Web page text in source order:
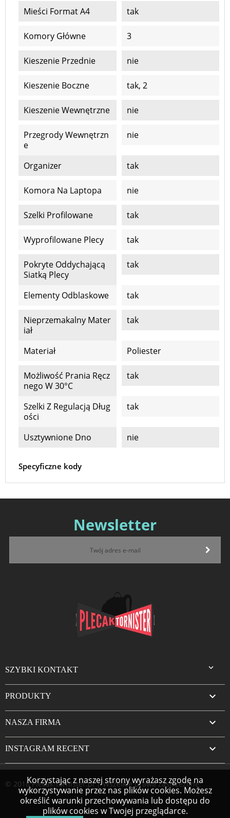
Mieści Format A4 tak
Komory Główne 3
Kieszenie Przednie nie
Kieszenie Boczne tak, 2
Kieszenie Wewnętrzne nie
Przegrody Wewnętrzn
E
nie
Organizer tak
Komora Na Laptopa nie
Szelki Profilowane tak
Wyprofilowane Plecy tak
Pokryte Oddychającą
Siatką Plecy
tak
Elementy Odblaskowe tak
Nieprzemakalny Mater
Iał
tak
Materiał Poliester
Możliwość Prania Ręcz
Nego W 30°C
tak
Szelki Z Regulacją Dług
Ości
tak
Usztywnione Dno nie
Specyficzne kody
Newsletter
SZYBKI KONTAKT 
PRODUKTY 
NASZA FIRMA 
INSTAGRAM RECENT 
© 2018 Plecak-tornister.pl | Wszelkie prawa zastrzeżone.
Korzystając z naszej strony wyrażasz zgodę na
wykorzystywanie przez nas plików cookies. Możesz
określić warunki przechowywania lub dostępu do
plików cookies w Twojej przeglądarce.